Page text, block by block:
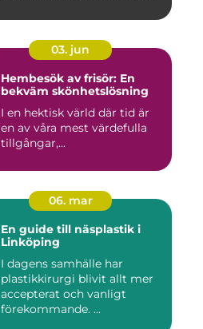
03. jun
Hembesök av frisör: En
bekväm skönhetslösning
I en hektisk värld där tid är
en av våra mest värdefulla
tillgångar,...
06. mar
En guide till näsplastik i
Linköping
I dagens samhälle har
plastikkirurgi blivit allt mer
accepterat och vanligt
förekommande. ...